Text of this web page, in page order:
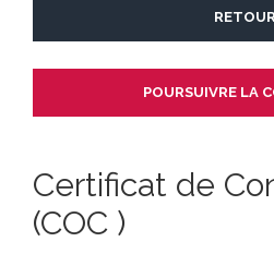
RETOUR
Certificat de
(COC )